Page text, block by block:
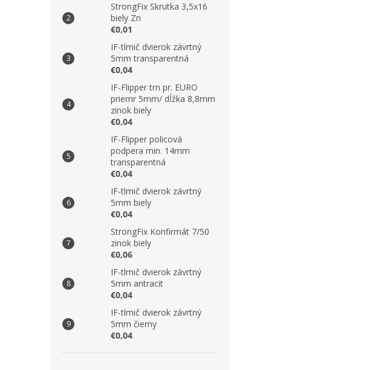
StrongFix Skrutka 3,5x16
biely Zn
€0,01
IF-tlmič dvierok závrtný
5mm transparentná
€0,04
IF-Flipper trn pr. EURO
priemr 5mm/ dĺžka 8,8mm
zinok biely
€0,04
IF-Flipper policová
podpera min. 14mm
transparentná
€0,04
IF-tlmič dvierok závrtný
5mm biely
€0,04
StrongFix Konfirmát 7/50
zinok biely
€0,06
IF-tlmič dvierok závrtný
5mm antracit
€0,04
IF-tlmič dvierok závrtný
5mm čierny
€0,04